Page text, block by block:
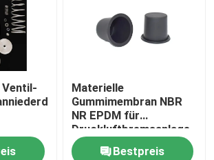
Ventil-
Materielle
Gummimembran NBR
NR EPDM für
Druckluftbremsanlage
Kit Rubber Diaphragm
Bestpreis